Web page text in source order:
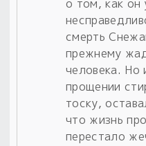
о том, как он
смерть
прежнему
человека. Но
прощении
тоску,
что жизнь
перестало